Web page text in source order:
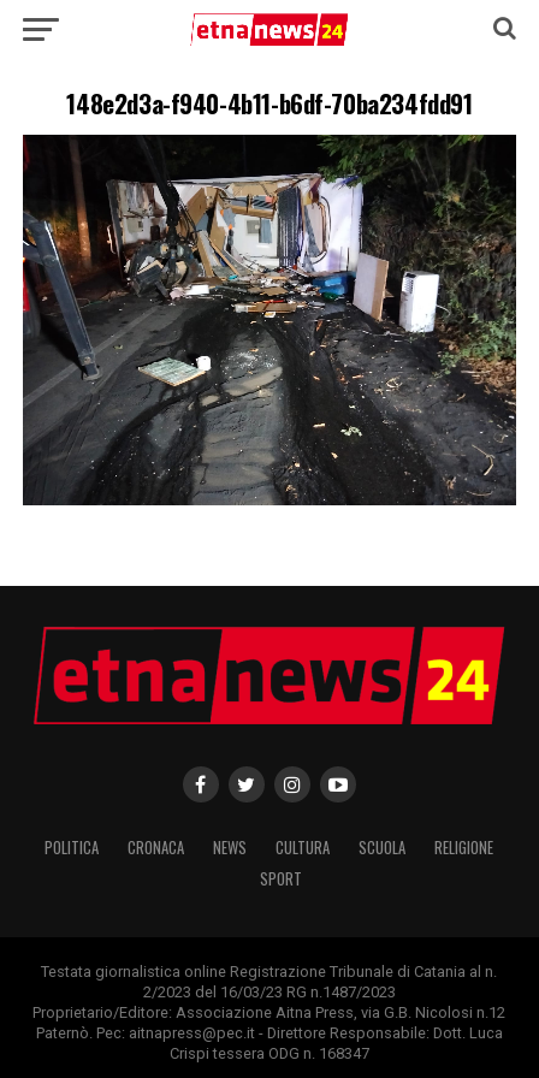
148e2d3a-f940-4b11-b6df-70ba234fdd91
POLITICA CRONACA NEWS CULTURA SCUOLA
RELIGIONE
SPORT
Testata giornalistica online Registrazione Tribunale di Catania al n.
2/2023 del 16/03/23 RG n.1487/2023
Proprietario/Editore: Associazione Aitna Press, via G.B. Nicolosi n.12
Paternò. Pec: aitnapress@pec.it - Direttore Responsabile: Dott. Luca
Crispi tessera ODG n. 168347